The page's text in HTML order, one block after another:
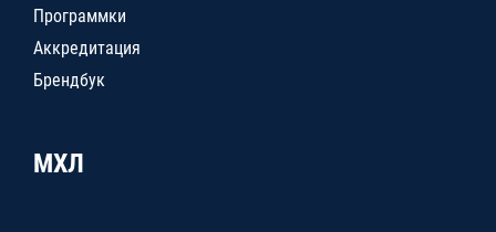
Программки
Аккредитация
Брендбук
МХЛ